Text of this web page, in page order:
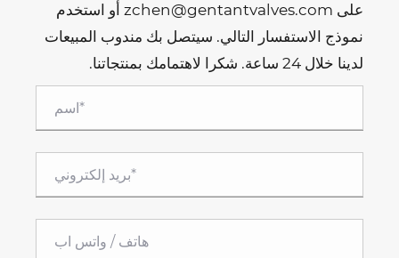
على zchen@gentantvalves.com أو استخدم
نموذج الاستفسار التالي. سيتصل بك مندوب المبيعات
لدينا خلال 24 ساعة. شكرا لاهتمامك بمنتجاتنا.